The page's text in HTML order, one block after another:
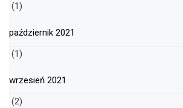
(1)
październik 2021
(1)
wrzesień 2021
(2)